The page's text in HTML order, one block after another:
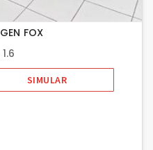
FOX
SIMULAR